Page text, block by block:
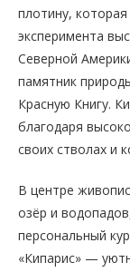
плотину,
эксперимента
Северной
памятник
Красную Книгу.
благодаря
своих стволах и
В центре
озёр и
персональный
«Кипарис» —